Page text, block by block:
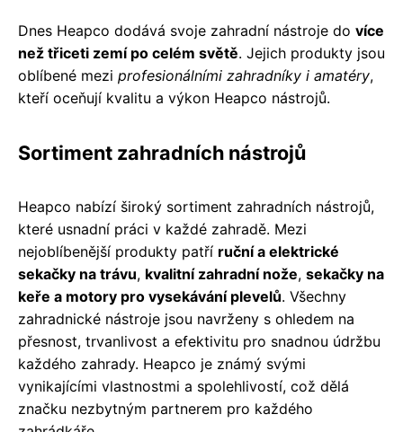
Dnes Heapco dodává svoje zahradní nástroje do více
než třiceti zemí po celém světě. Jejich produkty jsou
oblíbené mezi profesionálními zahradníky i amatéry,
kteří oceňují kvalitu a výkon Heapco nástrojů.
Sortiment zahradních nástrojů
Heapco nabízí široký sortiment zahradních nástrojů,
které usnadní práci v každé zahradě. Mezi
nejoblíbenější produkty patří ruční a elektrické
sekačky na trávu, kvalitní zahradní nože, sekačky na
keře a motory pro vysekávání plevelů. Všechny
zahradnické nástroje jsou navrženy s ohledem na
přesnost, trvanlivost a efektivitu pro snadnou údržbu
každého zahrady. Heapco je známý svými
vynikajícími vlastnostmi a spolehlivostí, což dělá
značku nezbytným partnerem pro každého